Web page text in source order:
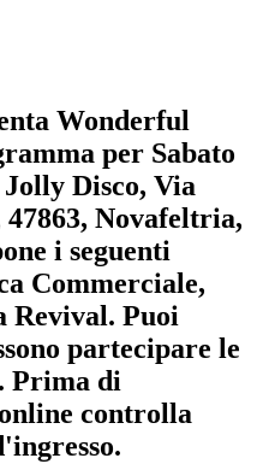
Wonderful
per Sabato
Jolly Disco, Via
Novafeltria,
i seguenti
Commerciale,
Revival. Puoi
partecipare le
Prima di
controlla
.